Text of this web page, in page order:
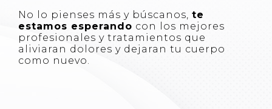
No lo pienses más y búscanos, te
estamos esperando con los mejores
profesionales y tratamientos que
aliviaran dolores y dejaran tu cuerpo
como nuevo.